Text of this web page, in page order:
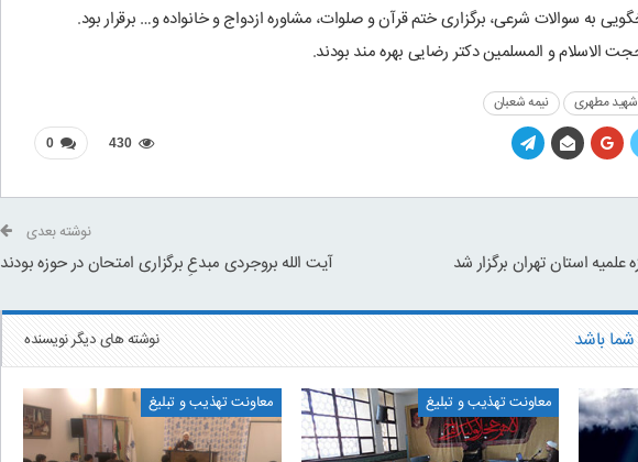
به سوالات شرعی، برگزاری ختم قرآن و صلوات، مشاوره ازدواج و خانواده و… برقرار بود.
الاسلام و المسلمین دکتر رضایی بهره مند بودند.
شهید مطهری
نیمه شعبان
0 430
استان تهران برگزار شد
نوشته بعدی
آیت الله بروجردی مبدعِ برگزاری امتحان در حوزه بودند
باشد نوشته های دیگر نویسنده
معاونت تهذیب و تبلیغ معاونت تهذیب و تبلیغ
گالری فیلم